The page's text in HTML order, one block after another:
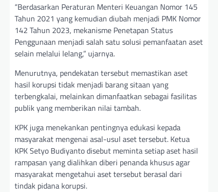
“Berdasarkan Peraturan Menteri Keuangan Nomor 145
Tahun 2021 yang kemudian diubah menjadi PMK Nomor
142 Tahun 2023, mekanisme Penetapan Status
Penggunaan menjadi salah satu solusi pemanfaatan aset
selain melalui lelang,” ujarnya.
Menurutnya, pendekatan tersebut memastikan aset
hasil korupsi tidak menjadi barang sitaan yang
terbengkalai, melainkan dimanfaatkan sebagai fasilitas
publik yang memberikan nilai tambah.
KPK juga menekankan pentingnya edukasi kepada
masyarakat mengenai asal-usul aset tersebut. Ketua
KPK Setyo Budiyanto disebut meminta setiap aset hasil
rampasan yang dialihkan diberi penanda khusus agar
masyarakat mengetahui aset tersebut berasal dari
tindak pidana korupsi.